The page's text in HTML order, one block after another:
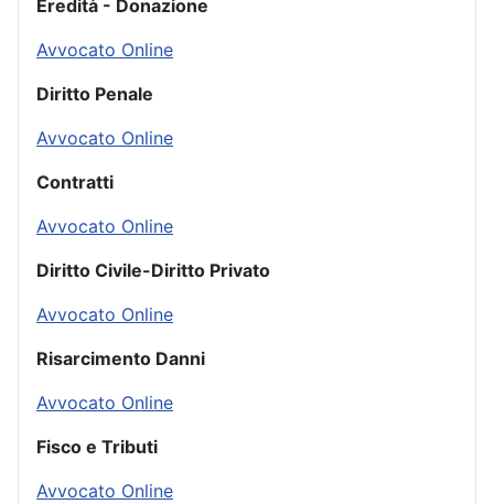
Eredità - Donazione
Avvocato Online
Diritto Penale
Avvocato Online
Contratti
Avvocato Online
Diritto Civile-Diritto Privato
Avvocato Online
Risarcimento Danni
Avvocato Online
Fisco e Tributi
Avvocato Online